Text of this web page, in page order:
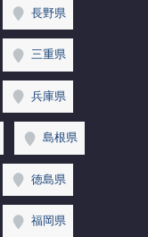
長野県
三重県
兵庫県
島根県
徳島県
福岡県